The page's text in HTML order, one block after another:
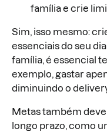
família e crie
Sim, isso mesmo:
essenciais do seu
família, é essencial
exemplo, gastar
diminuindo o
Metas também
longo prazo, como